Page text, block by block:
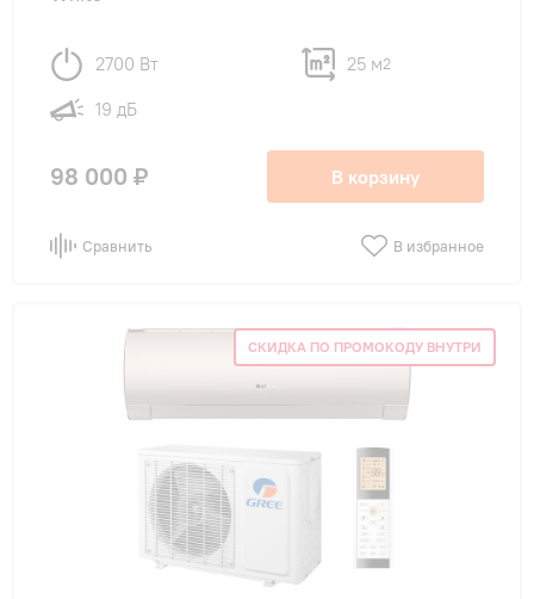
2700 Вт 25 м2
19 дБ
98 000 ₽ В корзину
Сравнить В избранное
СКИДКА ПО ПРОМОКОДУ ВНУТРИ